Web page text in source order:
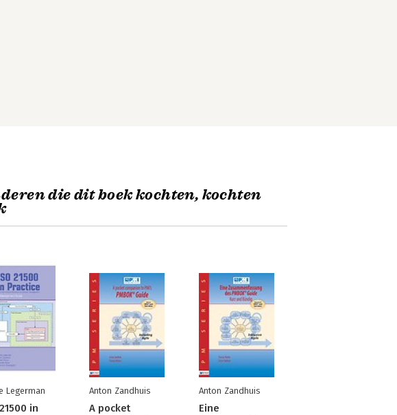
die dit boek kochten, kochten
Legerman
in
Anton Zandhuis
A pocket
Anton Zandhuis
Eine